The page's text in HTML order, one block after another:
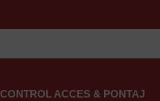
CONTROL ACCES & PONTAJ